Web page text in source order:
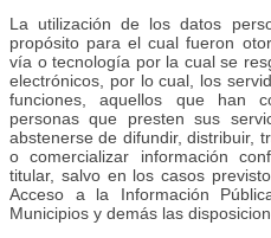
La utilización de los datos
propósito para el cual fueron
vía o tecnología por la cual se
electrónicos, por lo cual, los
funciones, aquellos que han
personas que presten sus
abstenerse de difundir, distribuir,
o comercializar información
titular, salvo en los casos
Acceso a la Información
Municipios y demás las